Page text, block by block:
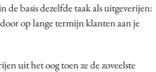
basis dezelfde taak als uitgeverijen:
op lange termijn klanten aan je
uit het oog toen ze de zoveelste